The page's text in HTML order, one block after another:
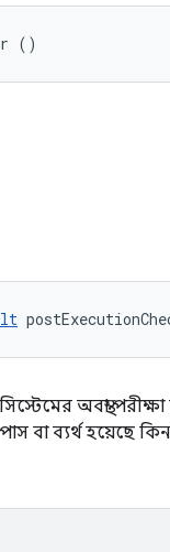
()
অবস্থা
বা ব্যর্থ হয়েছে